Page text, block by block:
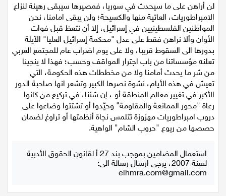
لن أراهن على ما سيحدث في سوريا، فمصيرها سيبقى رهينة لنزاع
الامبراطوريات، العاتية منها والكسيحة؛ ولن يبقى امامنا، نحن
المواطنين الفلسطينيين في إسرائيل، إلا أن نتعظ قبل فوات
الأوان وألا نراهن فقط على عدل "محكمة إسرائيل العليا" الآيلة
بدورها الى السقوط قريبا، ولا على يوم اضراب عام للمجتمع العربي
تعلنه مؤسساتنا من باب اجترار المواقف وحسب؛ فهذا لا ينجينا
من شر ما يحدث أمامنا ولا من مخططات هذه الحكومة، التي
تعيش في هذه الأيام، نشوة نصرها الكبير وتشعر انها صاحبة الدور
الأكبر في تغيير معالم المنطقة أو ، إن شئنا، في تركيع من كانوا
رعاة "محور الممانعة والمقاومة" وحيّدوا أو تشتتوا وضاعوا على
دروب امبراطوريات مهزوزة تتلمس نجاة أنظمتها أو تراوغ لضمان
حصصها من ريوع "حروب الشام" الواهية.
استعمال المضامين بموجب بند 27 أ لقانون الحقوق الأدبية
لسنة 2007، يرجى ارسال رسالة الى:
elhmra.com@gmail.com